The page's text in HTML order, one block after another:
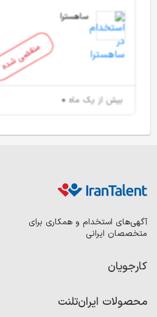
منقضی شده
ساهسترا
بیش از یک ماه
آگهی‌های استخدام و همکاری برای
متخصصان ایرانی
کارجویان
رزومه ساز
محصولات ایران‌تلنت